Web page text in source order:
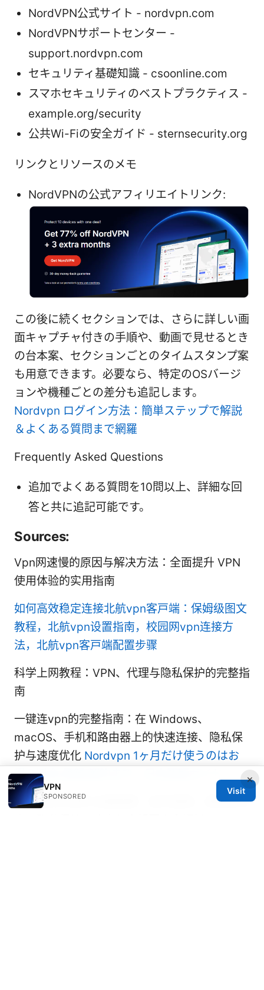
NordVPN公式サイト - nordvpn.com
NordVPNサポートセンター -
support.nordvpn.com
セキュリティ基礎知識 - csoonline.com
スマホセキュリティのベストプラクティス -
example.org/security
公共Wi-Fiの安全ガイド - sternsecurity.org
リンクとリソースのメモ
NordVPNの公式アフィリエイトリンク:
この後に続くセクションでは、さらに詳しい画
面キャプチャ付きの手順や、動画で見せるとき
の台本案、セクションごとのタイムスタンプ案
も用意できます。必要なら、特定のOSバージ
ョンや機種ごとの差分も追記します。
Nordvpn ログイン方法：簡単ステップで解説
＆よくある質問まで網羅
Frequently Asked Questions
追加でよくある質問を10問以上、詳細な回
答と共に追記可能です。
Sources:
Vpn网速慢的原因与解决方法：全面提升 VPN
使用体验的实用指南
如何高效稳定连接北航vpn客户端：保姆级图文
教程，北航vpn设置指南，校园网vpn连接方
法，北航vpn客户端配置步骤
科学上网教程：VPN、代理与隐私保护的完整指
南
一键连vpn的完整指南：在 Windows、
macOS、手机和路由器上的快速连接、隐私保
护与速度优化 Nordvpn 1ヶ月だけ使うのはお
得？料金・登録・解約まで - 日本語版ガイド
纵云梯vpn官网 全面指南：如何选择、使用和优
×
VPN
SPONSORED
Visit